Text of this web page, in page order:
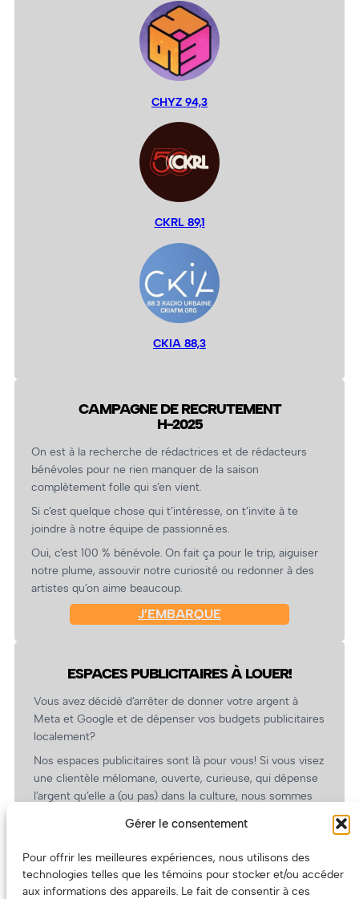
Gérer le consentement
Pour offrir les meilleures expériences, nous utilisons des
technologies telles que les témoins pour stocker et/ou accéder
aux informations des appareils. Le fait de consentir à ces
CHYZ 94,3
CKRL 89,1
CKIA 88,3
CAMPAGNE DE RECRUTEMENT
H-2025
On est à la recherche de rédactrices et de rédacteurs
bénévoles pour ne rien manquer de la saison
complètement folle qui s’en vient.
Si c’est quelque chose qui t’intéresse, on t’invite à te
joindre à notre équipe de passionné.es.
Oui, c’est 100 % bénévole. On fait ça pour le trip, aiguiser
notre plume, assouvir notre curiosité ou redonner à des
artistes qu’on aime beaucoup.
J’EMBARQUE
ESPACES PUBLICITAIRES À LOUER!
Vous avez décidé d’arrêter de donner votre argent à
Meta et Google et de dépenser vos budgets publicitaires
localement?
Nos espaces publicitaires sont là pour vous! Si vous visez
une clientèle mélomane, ouverte, curieuse, qui dépense
l’argent qu’elle a (ou pas) dans la culture, nous sommes
revient.
(Oui, on va avoir des tarifs spéciaux pour vous, les